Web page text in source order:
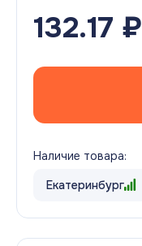
132.17 ₽
Наличие товара:
Екатеринбург